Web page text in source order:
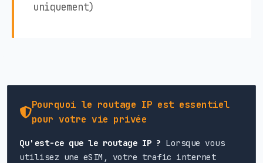
uniquement)
Pourquoi le routage IP est essentiel
pour votre vie privée
Qu'est-ce que le routage IP ? Lorsque vous
utilisez une eSIM, votre trafic internet